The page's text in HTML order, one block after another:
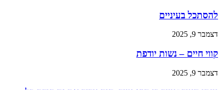
להסתכל בעיניים
דצמבר 9, 2025
קווי חיים – נשות יודפת
דצמבר 9, 2025